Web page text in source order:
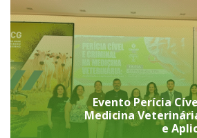
Evento Perícia
Medicina
e